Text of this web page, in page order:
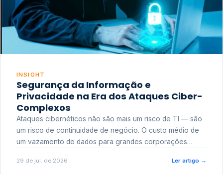
INSIGHT
Segurança da Informação e
Privacidade na Era dos Ataques Ciber-
Complexos
Ataques cibernéticos não são mais um risco de TI — são
um risco de continuidade de negócio. O custo médio de
um vazamento de dados para grandes corporações
reputacional e o risco regulatório junto a órgãos como a
29 de jul. de 2026 Ler artigo →